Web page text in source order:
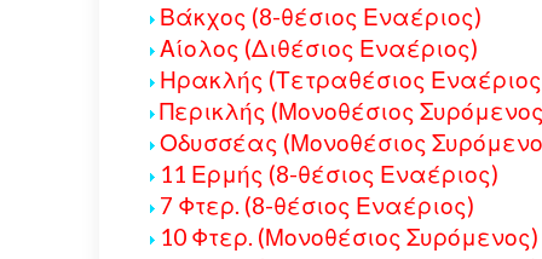
Βάκχος (8-θέσιος Εναέριος)
Αίολος (Διθέσιος Εναέριος)
Ηρακλής (Τετραθέσιος
Περικλής (Μονοθέσιος
Οδυσσέας (Μονοθέσιος
11 Ερμής (8-θέσιος Εναέριος)
7 Φτερ. (8-θέσιος Εναέριος)
10 Φτερ. (Μονοθέσιος Συρόμενος)